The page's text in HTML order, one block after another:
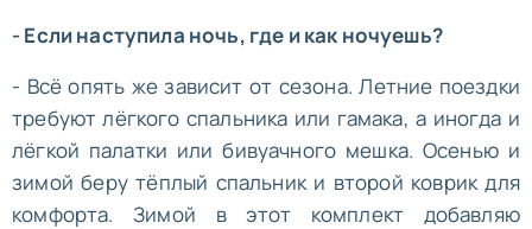
- Если наступила ночь, где и как ночуешь?
- Всё опять же зависит от сезона. Летние поездки
требуют лёгкого спальника или гамака, а иногда и
лёгкой палатки или бивуачного мешка. Осенью и
зимой беру тёплый спальник и второй коврик для
комфорта. Зимой в этот комплект добавляю